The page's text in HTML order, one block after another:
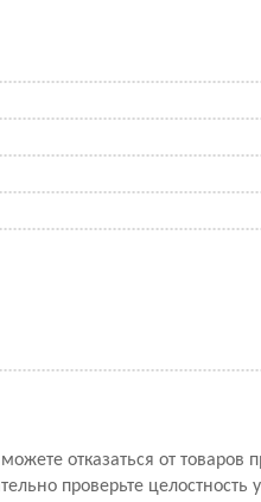
отказаться от
проверьте целостность